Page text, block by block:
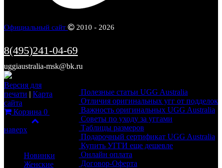
Официальный сайт 2010 - 2026
8(495)241-04-69
uggiaustralia-msk@bk.ru
Полезные статьи UGG Australia
Отличия оригинальных угг от подделок
Важность оригинальных UGG Australia
Советы по уходу за уггами
Таблицы размеров
Подарочный сертификат UGG Australia
Купить УГГИ еще дешевле
Онлайн оплата
Договор-Оферта
Версия для
печати | Карта
сайта
Корзина 0
наверх
Новинки
Женские